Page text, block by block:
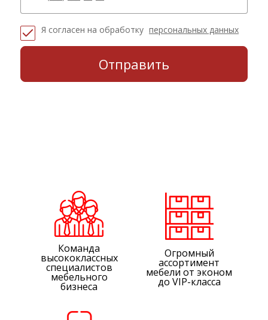
Я согласен на обработку персональных данных
Команда
высококлассных
специалистов
мебельного
бизнеса
Огромный
ассортимент
мебели от эконом
до VIP-класса